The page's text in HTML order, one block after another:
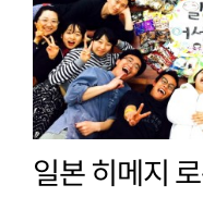
일본 히메지